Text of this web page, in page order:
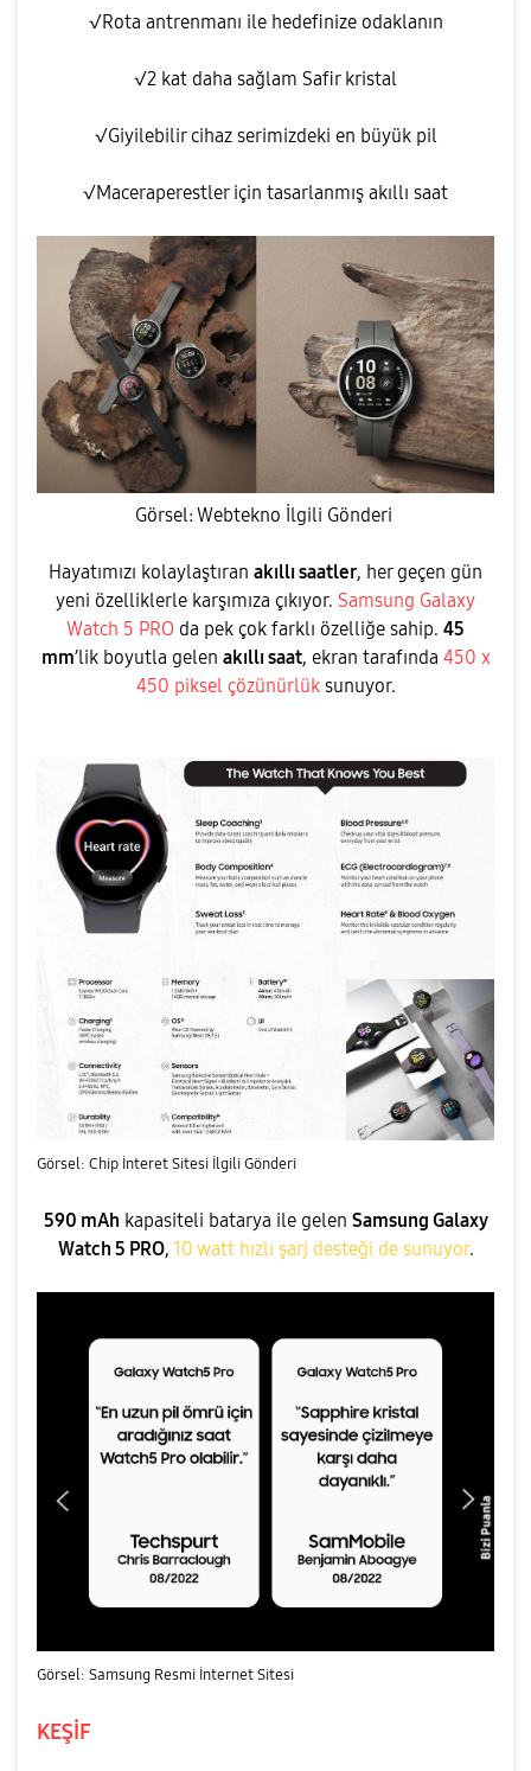
i
d
o
√Rota antrenmanı ile hedefinize odaklanın
√2 kat daha sağlam Safir kristal
√Giyilebilir cihaz serimizdeki en büyük pil
√Maceraperestler için tasarlanmış akıllı saat
Görsel: Webtekno İlgili Gönderi
Hayatımızı kolaylaştıran akıllı saatler, her geçen gün
yeni özelliklerle karşımıza çıkıyor. Samsung Galaxy
Watch 5 PRO da pek çok farklı özelliğe sahip. 45
mm’lik boyutla gelen akıllı saat, ekran tarafında 450 x
450 piksel çözünürlüksunuyor.
Görsel: Chip İnteret Sitesi İlgili Gönderi
590 mAh kapasiteli batarya ile gelen Samsung Galaxy
Watch 5 PRO, 10 watt hızlı şarj desteği de sunuyor.
Görsel: Samsung Resmi İnternet Sitesi
KEŞİF